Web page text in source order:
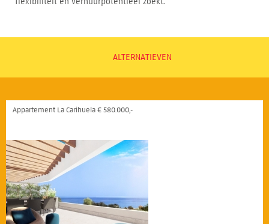
ALTERNATIEVEN
Appartement La Carihuela € 580.000,-